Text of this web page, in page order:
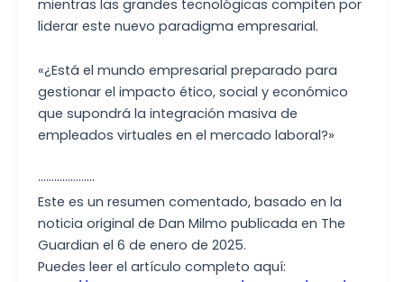
mientras las grandes tecnológicas compiten por
liderar este nuevo paradigma empresarial.
«¿Está el mundo empresarial preparado para
gestionar el impacto ético, social y económico
que supondrá la integración masiva de
empleados virtuales en el mercado laboral?»
·····················
Este es un resumen comentado, basado en la
noticia original de Dan Milmo publicada en The
Guardian el 6 de enero de 2025.
Puedes leer el artículo completo aquí: